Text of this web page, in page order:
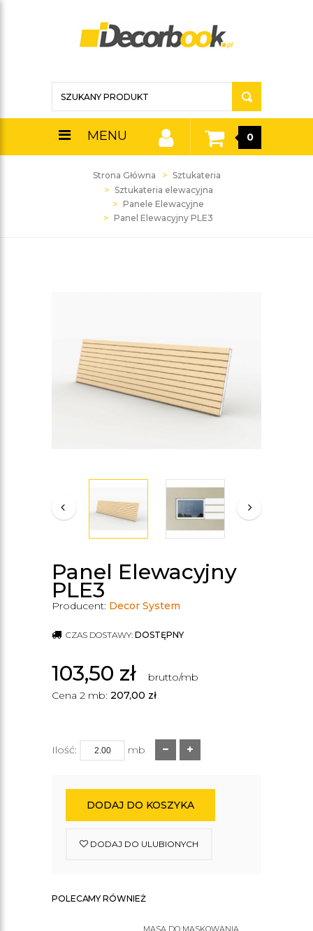
MENU 0
Strona Główna
Sztukateria
Sztukateria elewacyjna
Panele Elewacyjne
Panel Elewacyjny PLE3
Panel Elewacyjny
PLE3
Producent: Decor System
CZAS DOSTAWY: DOSTĘPNY
103,50 zł
brutto/mb
Cena 2 mb: 207,00 zł
Ilość: mb
DODAJ DO KOSZYKA
DODAJ DO ULUBIONYCH
POLECAMY RÓWNIEŻ
MASA DO MASKOWANIA